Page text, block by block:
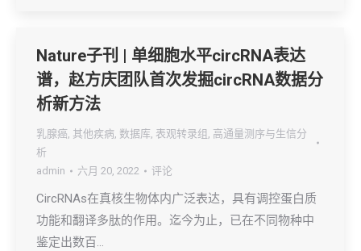
Nature子刊 | 单细胞水平circRNA表达
谱，赵方庆团队首次发掘circRNA数据分
析新方法
乳腺癌, 其他疾病, 数据库, 表观转录组 , 高通量测序与生信分
析
admin
六月 20, 2022 评论
CircRNAs在真核生物体内广泛表达，具有调控蛋白质
功能和翻译多肽的作用。迄今为止，已在不同物种中
鉴定出数百…